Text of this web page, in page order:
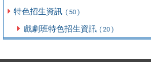
特色招生資訊 ( 50 )
戲劇班特色招生資訊 ( 20 )